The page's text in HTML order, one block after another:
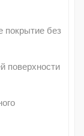
покрытие без
поверхности